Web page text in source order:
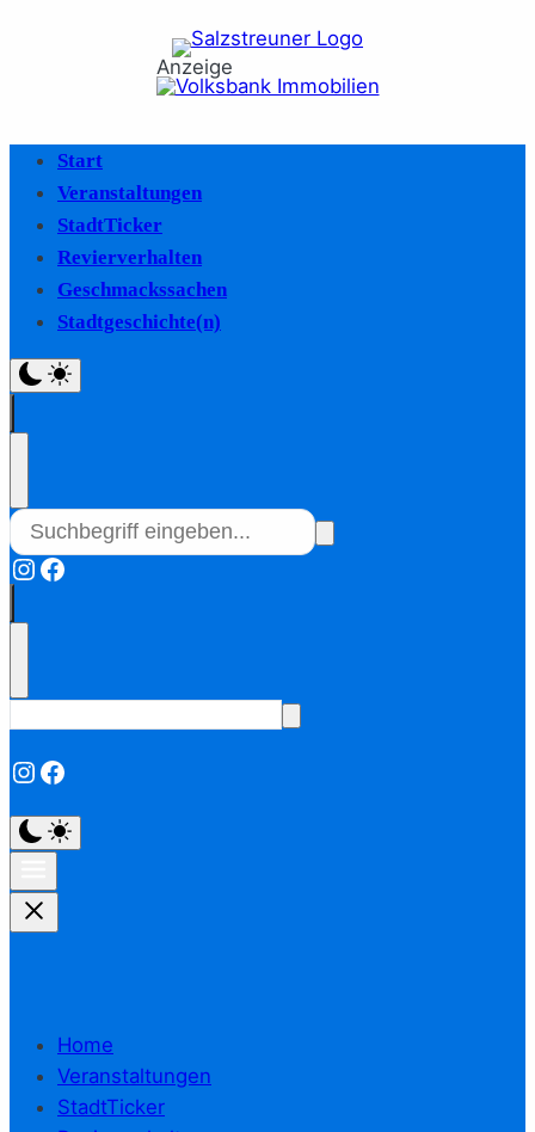
Anzeige
Start
Veranstaltungen
StadtTicker
Revierverhalten
Geschmackssachen
Stadtgeschichte(n)
Instagram
Facebook
Instagram
Facebook
Home
Veranstaltungen
StadtTicker